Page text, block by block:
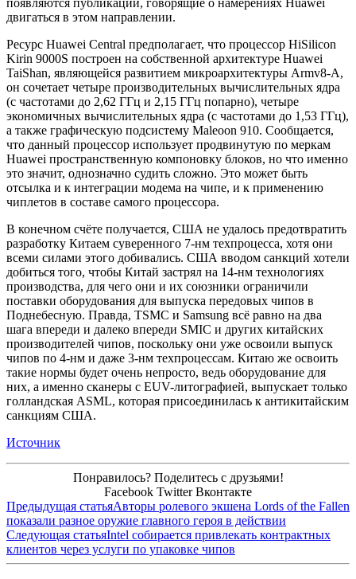
двигаться в этом направлении.
Ресурс Huawei Central предполагает, что процессор HiSilicon
Kirin 9000S построен на собственной архитектуре Huawei
TaiShan, являющейся развитием микроархитектуры Armv8-A,
он сочетает четыре производительных вычислительных ядра
(с частотами до 2,62 ГГц и 2,15 ГГц попарно), четыре
экономичных вычислительных ядра (с частотами до 1,53 ГГц),
а также графическую подсистему Maleoon 910. Сообщается,
что данный процессор использует продвинутую по меркам
Huawei пространственную компоновку блоков, но что именно
это значит, однозначно судить сложно. Это может быть
отсылка и к интеграции модема на чипе, и к применению
чиплетов в составе самого процессора.
В конечном счёте получается, США не удалось предотвратить
разработку Китаем суверенного 7-нм техпроцесса, хотя они
всеми силами этого добивались. США вводом санкций хотели
добиться того, чтобы Китай застрял на 14-нм технологиях
производства, для чего они и их союзники ограничили
поставки оборудования для выпуска передовых чипов в
Поднебесную. Правда, TSMC и Samsung всё равно на два
шага впереди и далеко впереди SMIC и других китайских
производителей чипов, поскольку они уже освоили выпуск
чипов по 4-нм и даже 3-нм техпроцессам. Китаю же освоить
такие нормы будет очень непросто, ведь оборудование для
них, а именно сканеры с EUV-литографией, выпускает только
голландская ASML, которая присоединилась к антикитайским
санкциям США.
Источник
Понравилось? Поделитесь с друзьями!
Facebook Twitter Вконтакте
Предыдущая статьяАвторы ролевого экшена Lords of the Fallen
показали разное оружие главного героя в действии
Следующая статьяIntel собирается привлекать контрактных
клиентов через услуги по упаковке чипов